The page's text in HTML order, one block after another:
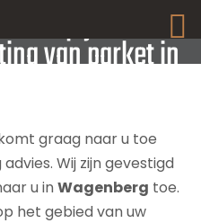
Tapijten –
van parket in
graag naar u toe
Wij zijn gevestigd
u in Wagenberg toe.
het gebied van uw